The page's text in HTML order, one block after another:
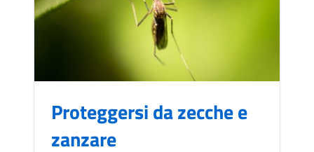
Proteggersi da zecche e
zanzare